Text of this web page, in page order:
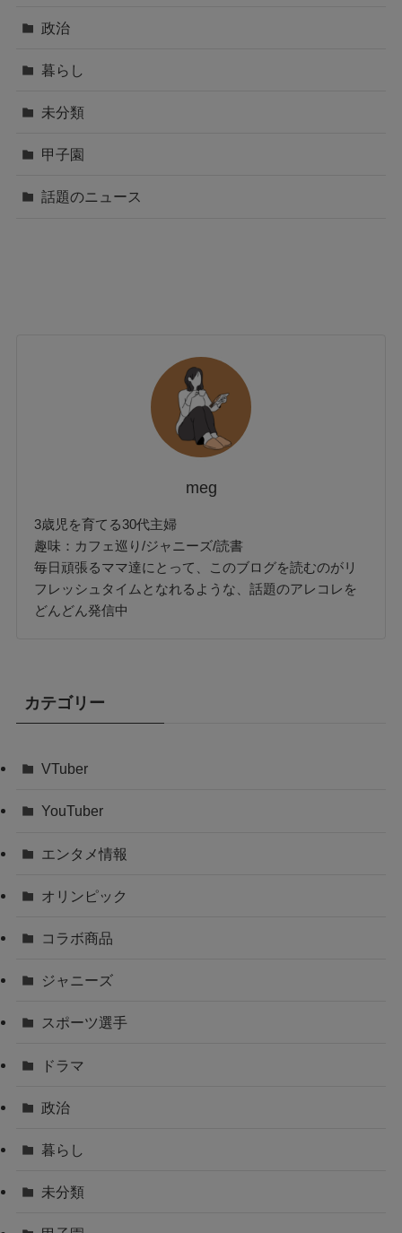
政治
暮らし
未分類
甲子園
話題のニュース
meg
3歳児を育てる30代主婦
趣味：カフェ巡り/ジャニーズ/読書
毎日頑張るママ達にとって、このブログを読むのがリ
フレッシュタイムとなれるような、話題のアレコレを
どんどん発信中
カテゴリー
VTuber
YouTuber
エンタメ情報
オリンピック
コラボ商品
ジャニーズ
スポーツ選手
ドラマ
政治
暮らし
未分類